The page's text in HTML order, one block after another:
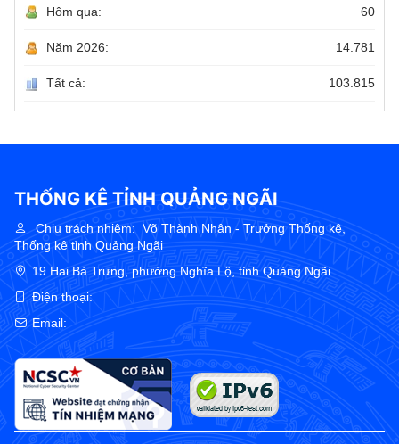
Hôm qua: 60
Năm 2026: 14.781
Tất cả: 103.815
THỐNG KÊ TỈNH QUẢNG NGÃI
Chịu trách nhiệm: Võ Thành Nhân - Trưởng Thống kê,
Thống kê tỉnh Quảng Ngãi
19 Hai Bà Trưng, phường Nghĩa Lộ, tỉnh Quảng Ngãi
Điện thoại:
Email: